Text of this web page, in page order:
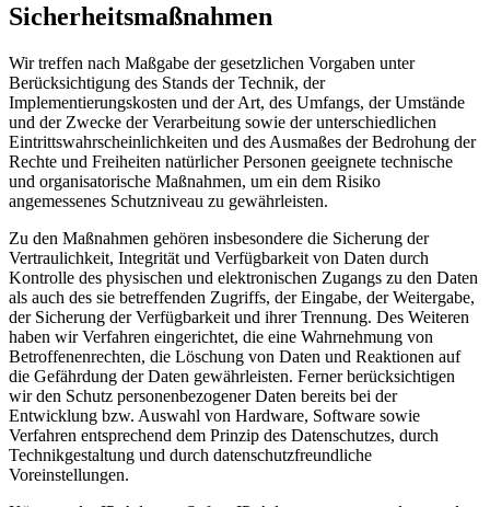
Sicherheitsmaßnahmen
Wir treffen nach Maßgabe der gesetzlichen Vorgaben unter
Berücksichtigung des Stands der Technik, der
Implementierungskosten und der Art, des Umfangs, der Umstände
und der Zwecke der Verarbeitung sowie der unterschiedlichen
Eintrittswahrscheinlichkeiten und des Ausmaßes der Bedrohung der
Rechte und Freiheiten natürlicher Personen geeignete technische
und organisatorische Maßnahmen, um ein dem Risiko
angemessenes Schutzniveau zu gewährleisten.
Zu den Maßnahmen gehören insbesondere die Sicherung der
Vertraulichkeit, Integrität und Verfügbarkeit von Daten durch
Kontrolle des physischen und elektronischen Zugangs zu den Daten
als auch des sie betreffenden Zugriffs, der Eingabe, der Weitergabe,
der Sicherung der Verfügbarkeit und ihrer Trennung. Des Weiteren
haben wir Verfahren eingerichtet, die eine Wahrnehmung von
Betroffenenrechten, die Löschung von Daten und Reaktionen auf
die Gefährdung der Daten gewährleisten. Ferner berücksichtigen
wir den Schutz personenbezogener Daten bereits bei der
Entwicklung bzw. Auswahl von Hardware, Software sowie
Verfahren entsprechend dem Prinzip des Datenschutzes, durch
Technikgestaltung und durch datenschutzfreundliche
Voreinstellungen.